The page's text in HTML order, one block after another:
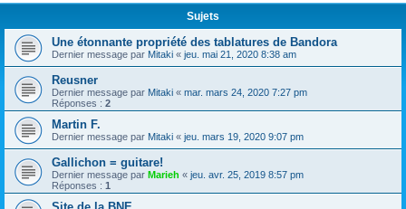
Sujets
Une étonnante propriété des tablatures de Bandora
Dernier message par Mitaki « jeu. mai 21, 2020 8:38 am
Reusner
Dernier message par Mitaki « mar. mars 24, 2020 7:27 pm
Réponses : 2
Martin F.
Dernier message par Mitaki « jeu. mars 19, 2020 9:07 pm
Gallichon = guitare!
Dernier message par Marieh « jeu. avr. 25, 2019 8:57 pm
Réponses : 1